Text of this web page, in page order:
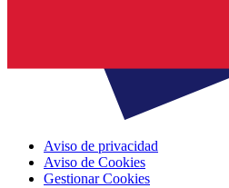
Aviso de privacidad
Aviso de Cookies
Gestionar Cookies